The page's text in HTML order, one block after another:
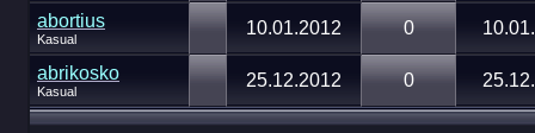
abortius
Kasual
10.01.2012 0
abrikosko
Kasual
25.12.2012 0